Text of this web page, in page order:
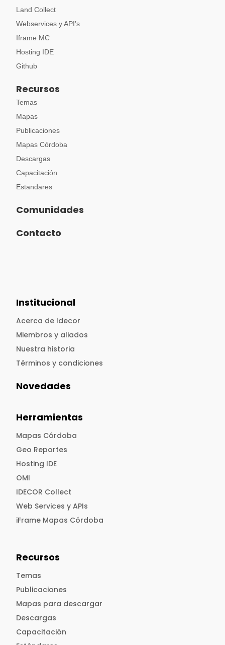
Land Collect
Webservices y API’s
Iframe MC
Hosting IDE
Github
Recursos
Temas
Mapas
Publicaciones
Mapas Córdoba
Descargas
Capacitación
Estandares
Comunidades
Contacto
Institucional
Acerca de Idecor
Miembros y aliados
Nuestra historia
Términos y condiciones
Novedades
Herramientas
Mapas Córdoba
Geo Reportes
Hosting IDE
OMI
IDECOR Collect
Web Services y APIs
iFrame Mapas Córdoba
Recursos
Temas
Publicaciones
Mapas para descargar
Descargas
Capacitación